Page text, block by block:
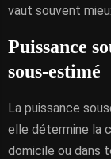
vaut souvent
Puissance
sous-estimé
La puissance
elle détermine la
domicile ou dans